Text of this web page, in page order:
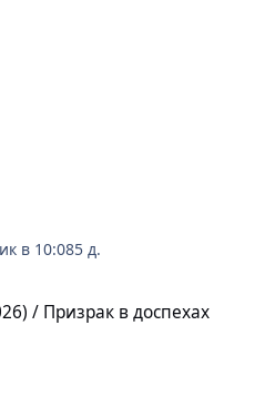
в 10:085 д.
/ Призрак в доспехах